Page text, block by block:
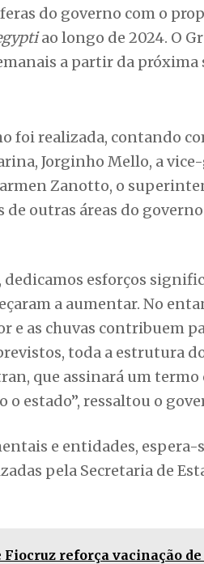
do governo com o
ao longo de 2024. O
a partir da próxima
foi realizada, contando
Jorginho Mello, a
Zanotto, o
outras áreas do
esforços
a aumentar. No
e as chuvas contribuem
toda a estrutura
que assinará um
o estado”, ressaltou o
e entidades,
pela Secretaria de
reforça vacinação